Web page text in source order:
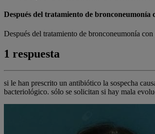
Después del tratamiento de bronconeumonía
Después del tratamiento de bronconeumonía
1 respuesta
si le han prescrito un antibiótico la sospecha
bacteriológico. sólo se solicitan si hay mala